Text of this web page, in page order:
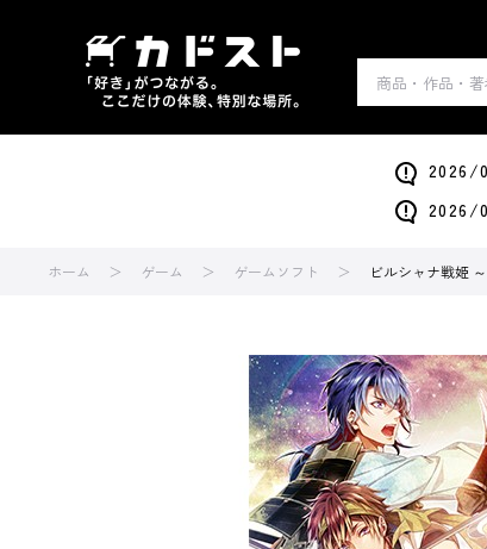
2026/
2026/
ホーム ゲーム ゲームソフト ビルシャナ戦姫